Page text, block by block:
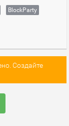
BlockParty
Создайте